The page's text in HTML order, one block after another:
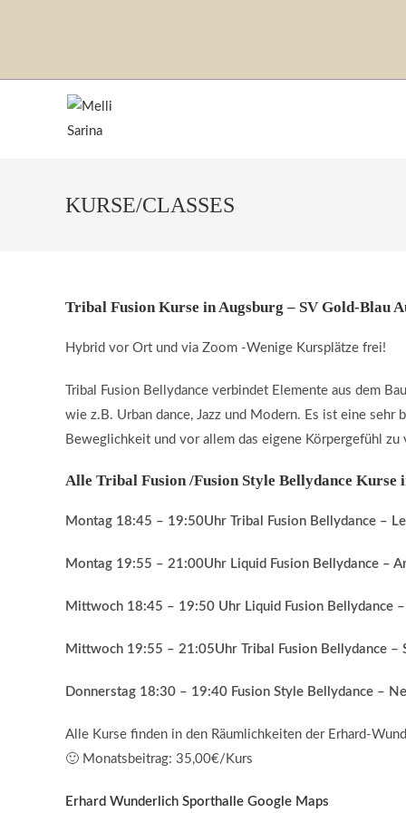
KURSE/CLASSES
Tribal Fusion Kurse in Augsburg – SV Gold-Blau
Hybrid vor Ort und via Zoom -Wenige Kursplätze frei!
Tribal Fusion Bellydance verbindet Elemente aus dem
wie z.B. Urban dance, Jazz und Modern. Es ist eine
Beweglichkeit und vor allem das eigene Körpergefühl zu
Alle Tribal Fusion /Fusion Style Bellydance Kurse
Montag 18:45 – 19:50Uhr Tribal Fusion Bellydance –
Montag 19:55 – 21:00Uhr Liquid Fusion Bellydance –
Mittwoch 18:45 – 19:50 Uhr Liquid Fusion Bellydance
Mittwoch 19:55 – 21:05Uhr Tribal Fusion Bellydance –
Donnerstag 18:30 – 19:40 Fusion Style Bellydance –
Alle Kurse finden in den Räumlichkeiten der Erhard-
🙂 Monatsbeitrag: 35,00€/Kurs
Erhard Wunderlich Sporthalle Google Maps